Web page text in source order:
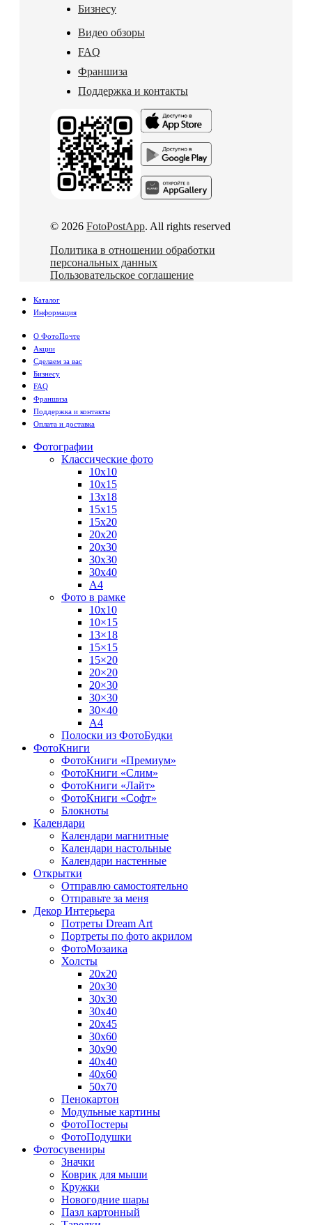
Бизнесу
Видео обзоры
FAQ
Франшиза
Поддержка и контакты
© 2026 FotoPostApp. All rights reserved
Политика в отношении обработки
персональных данных
Пользовательское соглашение
Каталог
Информация
О ФотоПочте
Акции
Сделаем за вас
Бизнесу
FAQ
Франшиза
Поддержка и контакты
Оплата и доставка
Фотографии
Классические фото
10х10
10х15
13х18
15х15
15х20
20х20
20х30
30х30
30х40
А4
Фото в рамке
10х10
10×15
13×18
15×15
15×20
20×20
20×30
30×30
30×40
A4
Полоски из ФотоБудки
ФотоКниги
ФотоКниги «Премиум»
ФотоКниги «Слим»
ФотоКниги «Лайт»
ФотоКниги «Софт»
Блокноты
Календари
Календари магнитные
Календари настольные
Календари настенные
Открытки
Отправлю самостоятельно
Отправьте за меня
Декор Интерьера
Потреты Dream Art
Портреты по фото акрилом
ФотоМозаика
Холсты
20х20
20х30
30х30
30х40
20х45
30х60
30х90
40х40
40х60
50х70
Пенокартон
Модульные картины
ФотоПостеры
ФотоПодушки
Фотоcувениры
Значки
Коврик для мыши
Кружки
Новогодние шары
Пазл картонный